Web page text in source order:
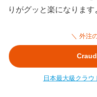
りがグッと楽になります
＼ 外注
日本最大級クラ